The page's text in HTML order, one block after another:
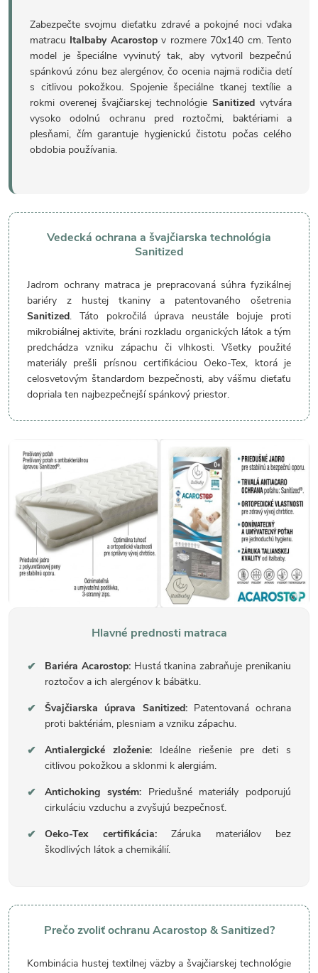
Zabezpečte svojmu dieťatku zdravé a pokojné noci vďaka
matracu Italbaby Acarostopv rozmere 70x140 cm. Tento
model je špeciálne vyvinutý tak, aby vytvoril bezpečnú
spánkovú zónu bez alergénov, čo ocenia najmä rodičia detí
s citlivou pokožkou. Spojenie špeciálne tkanej textílie a
rokmi overenej švajčiarskej technológie Sanitized vytvára
vysoko odolnú ochranu pred roztočmi, baktériami a
plesňami, čím garantuje hygienickú čistotu počas celého
obdobia používania.
Vedecká ochrana a švajčiarska technológia
Sanitized
Jadrom ochrany matraca je prepracovaná súhra fyzikálnej
bariéry z hustej tkaniny a patentovaného ošetrenia
Sanitized. Táto pokročilá úprava neustále bojuje proti
mikrobiálnej aktivite, bráni rozkladu organických látok a tým
predchádza vzniku zápachu či vlhkosti. Všetky použité
materiály prešli prísnou certifikáciou Oeko-Tex, ktorá je
celosvetovým štandardom bezpečnosti, aby vášmu dieťaťu
dopriala ten najbezpečnejší spánkový priestor.
Hlavné prednosti matraca
✔ Bariéra Acarostop:Hustá tkanina zabraňuje prenikaniu
roztočov a ich alergénov k bábätku.
✔ Švajčiarska úprava Sanitized:Patentovaná ochrana
proti baktériám, plesniam a vzniku zápachu.
✔ Antialergické zloženie: Ideálne riešenie pre deti s
citlivou pokožkou a sklonmi k alergiám.
✔ Antichoking systém:Priedušné materiály podporujú
cirkuláciu vzduchu a zvyšujú bezpečnosť.
✔ Oeko-Tex certifikácia:Záruka materiálov bez
škodlivých látok a chemikálií.
Prečo zvoliť ochranu Acarostop & Sanitized?
Kombinácia hustej textilnej väzby a švajčiarskej technológie